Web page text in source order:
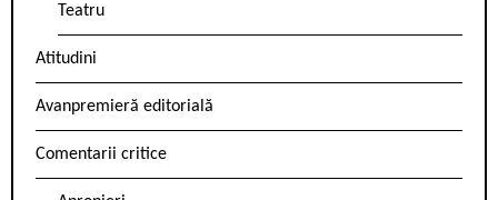
Teatru
Atitudini
Avanpremieră editorială
Comentarii critice